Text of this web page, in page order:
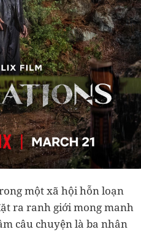
một xã hội hỗn loạn
ra ranh giới mong manh
câu chuyện là ba nhân